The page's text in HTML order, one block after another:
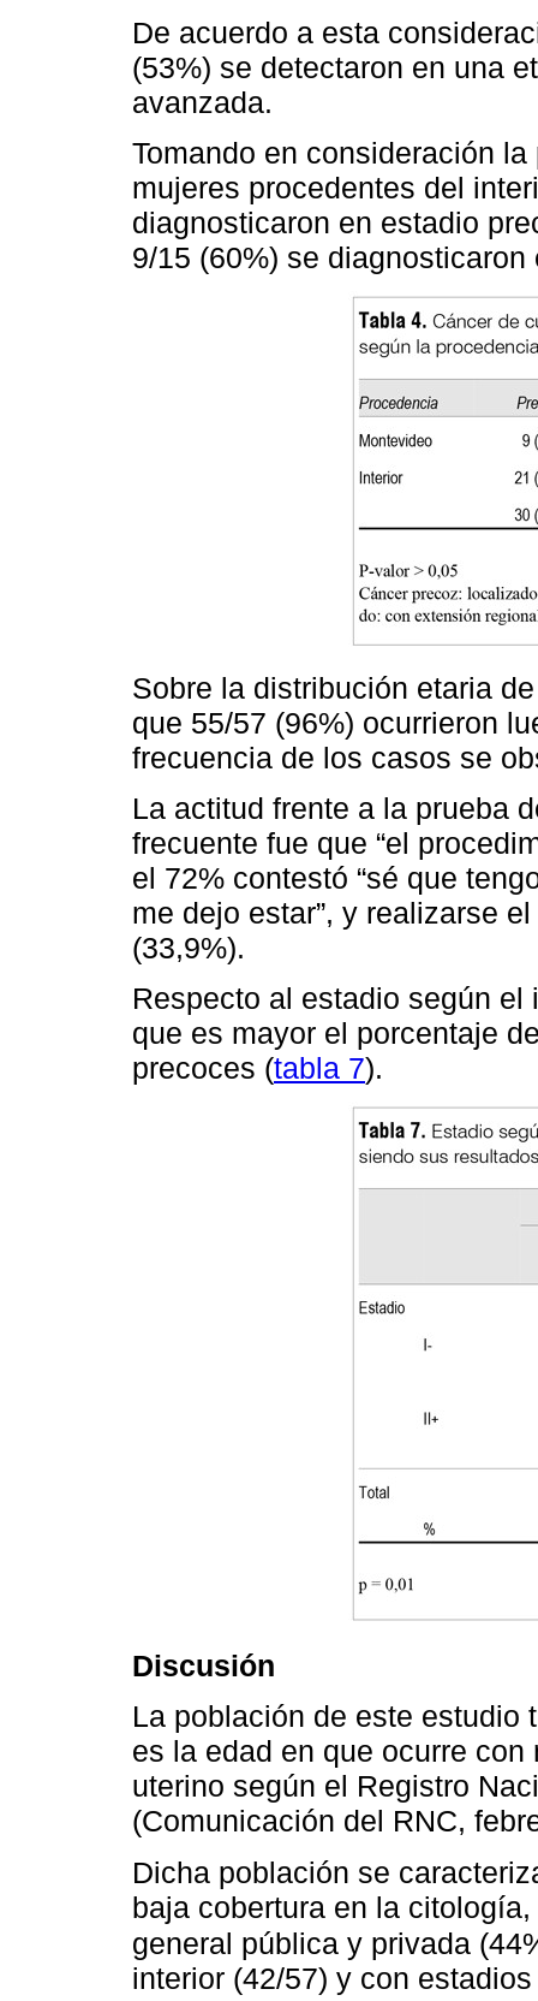
De acuerdo a esta
(53%) se detectaron en una
avanzada.
Tomando en consideración
mujeres procedentes del
diagnosticaron en estadio
9/15 (60%) se
Sobre la distribución etaria
que 55/57 (96%) ocurrieron
frecuencia de los casos se
La actitud frente a la prueba
frecuente fue que “el
el 72% contestó “sé que
me dejo estar”, y realizarse
(33,9%).
Respecto al estadio según
que es mayor el porcentaje
precoces (tabla 7).
Discusión
La población de este estudio
es la edad en que ocurre
uterino según el Registro
(Comunicación del RNC,
Dicha población se
baja cobertura en la
general pública y privada
interior (42/57) y con